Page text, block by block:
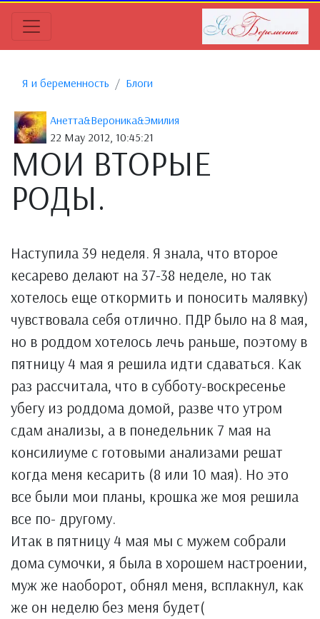
Я и беременность Блоги
Анетта&Вероника&Эмилия
22 May 2012, 10:45:21
МОИ ВТОРЫЕ
РОДЫ.
Наступила 39 неделя. Я знала, что второе
кесарево делают на 37-38 неделе, но так
хотелось еще откормить и поносить малявку)
чувствовала себя отлично. ПДР было на 8 мая,
но в роддом хотелось лечь раньше, поэтому в
пятницу 4 мая я решила идти сдаваться. Как
раз рассчитала, что в субботу-воскресенье
убегу из роддома домой, разве что утром
сдам анализы, а в понедельник 7 мая на
консилиуме с готовыми анализами решат
когда меня кесарить (8 или 10 мая). Но это
все были мои планы, крошка же моя решила
все по- другому.
Итак в пятницу 4 мая мы с мужем собрали
дома сумочки, я была в хорошем настроении,
муж же наоборот, обнял меня, всплакнул, как
же он неделю без меня будет(